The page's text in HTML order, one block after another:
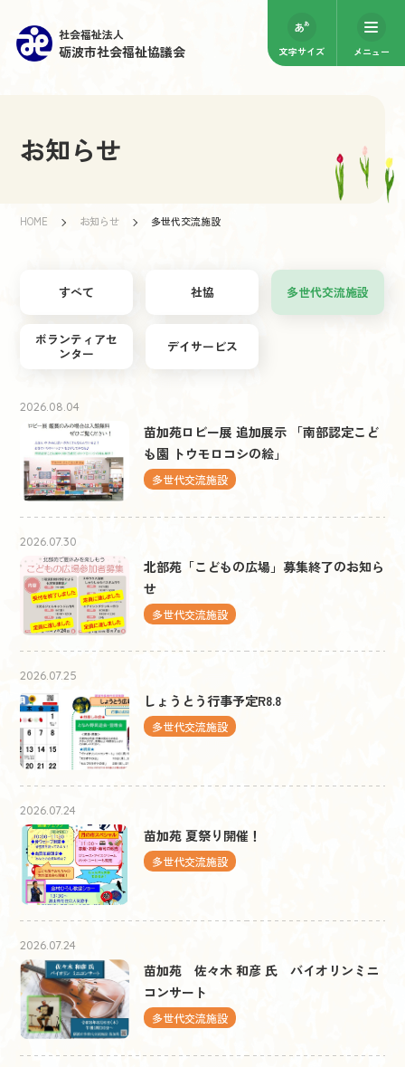
社会福祉法人
砺波市社会福祉協議会 文字サイズ メニュー
お知らせ
HOME お知らせ 多世代交流施設
すべて 社協 多世代交流施設
ボランティアセ
ンター
デイサービス
苗加苑ロビー展 追加展示 「南部認定こど
も園 トウモロコシの絵」
多世代交流施設
2026.08.04
北部苑「こどもの広場」募集終了のお知ら
せ
多世代交流施設
2026.07.30
しょうとう行事予定R8.8
多世代交流施設
2026.07.25
苗加苑 夏祭り開催！
多世代交流施設
2026.07.24
苗加苑 佐々木 和彦 氏 バイオリンミニ
コンサート
多世代交流施設
2026.07.24